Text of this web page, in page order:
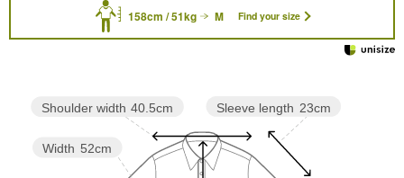
158cm / 51kg M Find your size
Sleeve length 23cm
Width 52cm
Shoulder width 40.5cm